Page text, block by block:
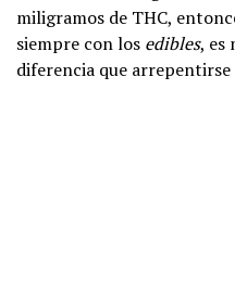
miligramos de THC,
siempre con los edibles, es
diferencia que